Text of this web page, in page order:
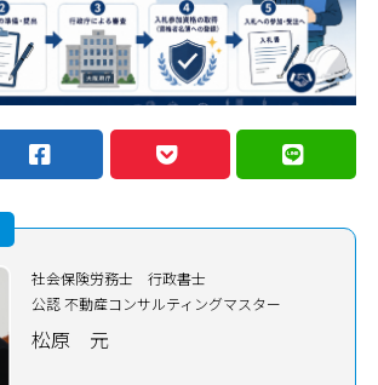
社会保険労務士 行政書士
公認 不動産コンサルティングマスター
松原 元